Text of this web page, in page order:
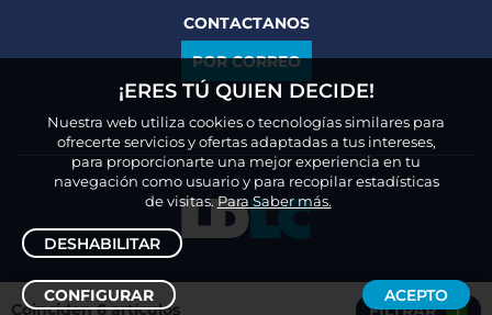
Coinciden 6 artículos FILTRAR 1
CONTACTANOS
POR CORREO
¡ERES TÚ QUIEN DECIDE!
Nuestra web utiliza cookies o tecnologías similares para
ofrecerte servicios y ofertas adaptadas a tus intereses,
para proporcionarte una mejor experiencia en tu
navegación como usuario y para recopilar estadísticas
de visitas.Para Saber más.
DESHABILITAR
CONFIGURAR ACEPTO